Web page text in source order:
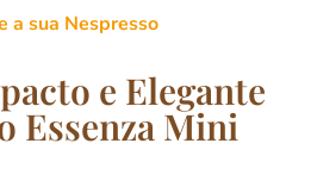
a sua Nespresso
e Elegante
Essenza Mini